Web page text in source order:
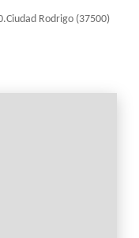
Rodrigo (37500)